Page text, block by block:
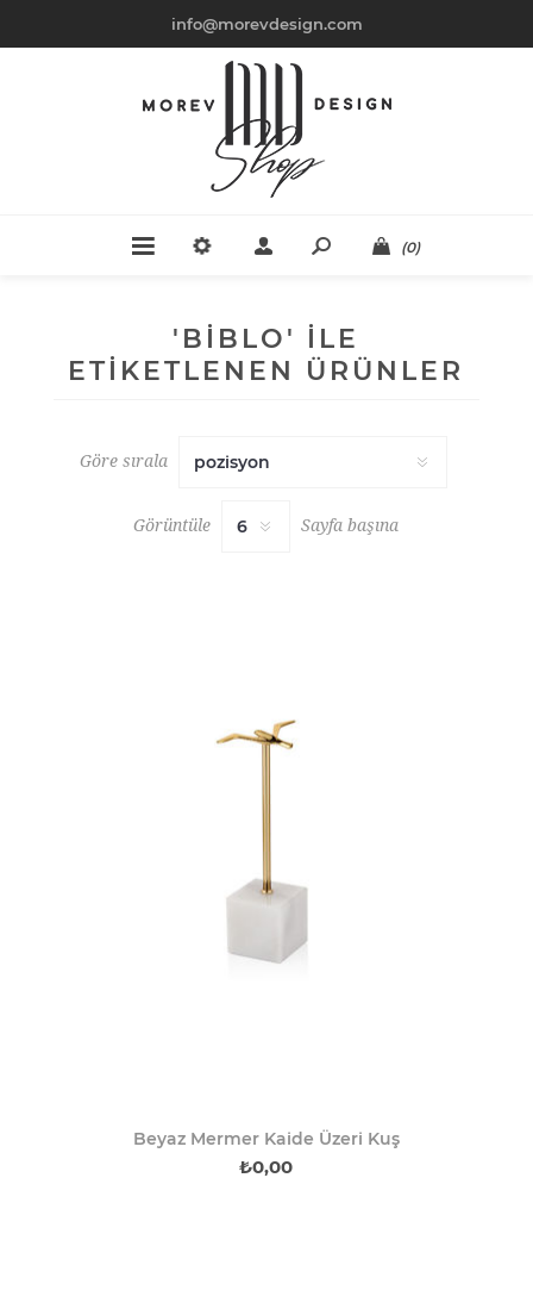
info@morevdesign.com
(0)
'BIBLO' ILE
ETIKETLENEN ÜRÜNLER
Göre sırala
Görüntüle Sayfa başına
Beyaz Mermer Kaide Üzeri Kuş
₺0,00